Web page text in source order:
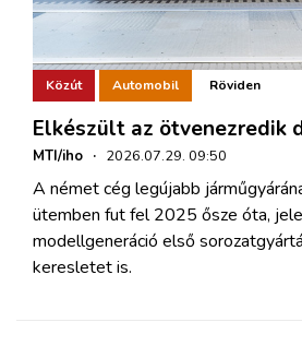
Közút Automobil Röviden
Elkészült az ötvenezredik
MTI/iho · 2026.07.29. 09:50
A német cég legújabb
ütemben fut fel 2025 ősze óta,
modellgeneráció első
keresletet is.